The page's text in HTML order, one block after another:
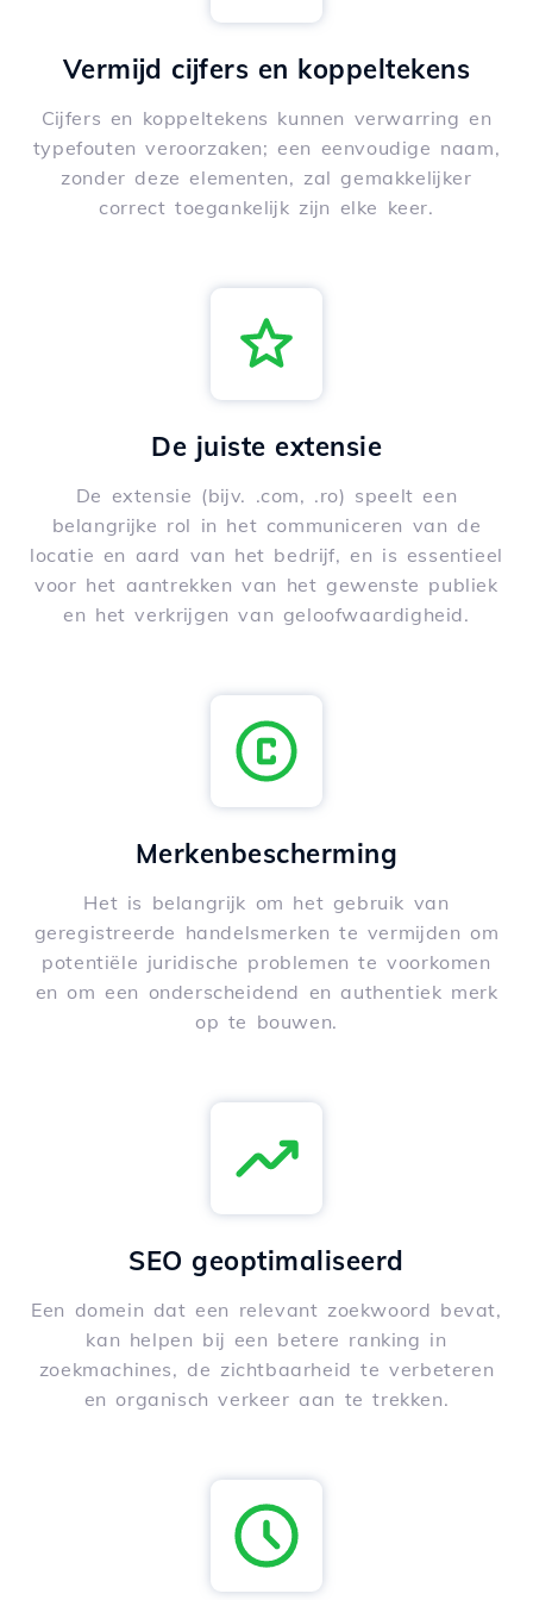
Vermijd cijfers en koppeltekens
Cijfers en koppeltekens kunnen verwarring en
typefouten veroorzaken; een eenvoudige naam,
zonder deze elementen, zal gemakkelijker
correct toegankelijk zijn elke keer.
De juiste extensie
De extensie (bijv. .com, .ro) speelt een
belangrijke rol in het communiceren van de
locatie en aard van het bedrijf, en is essentieel
voor het aantrekken van het gewenste publiek
en het verkrijgen van geloofwaardigheid.
Merkenbescherming
Het is belangrijk om het gebruik van
geregistreerde handelsmerken te vermijden om
potentiële juridische problemen te voorkomen
en om een onderscheidend en authentiek merk
op te bouwen.
SEO geoptimaliseerd
Een domein dat een relevant zoekwoord bevat,
kan helpen bij een betere ranking in
zoekmachines, de zichtbaarheid te verbeteren
en organisch verkeer aan te trekken.